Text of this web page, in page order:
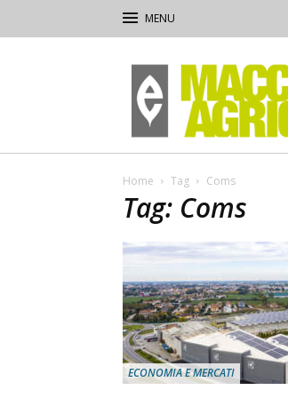
Macchine
Agricole
Home Tag Coms
Tag: Coms
ECONOMIA E MERCATI